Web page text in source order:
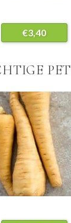
€3,40